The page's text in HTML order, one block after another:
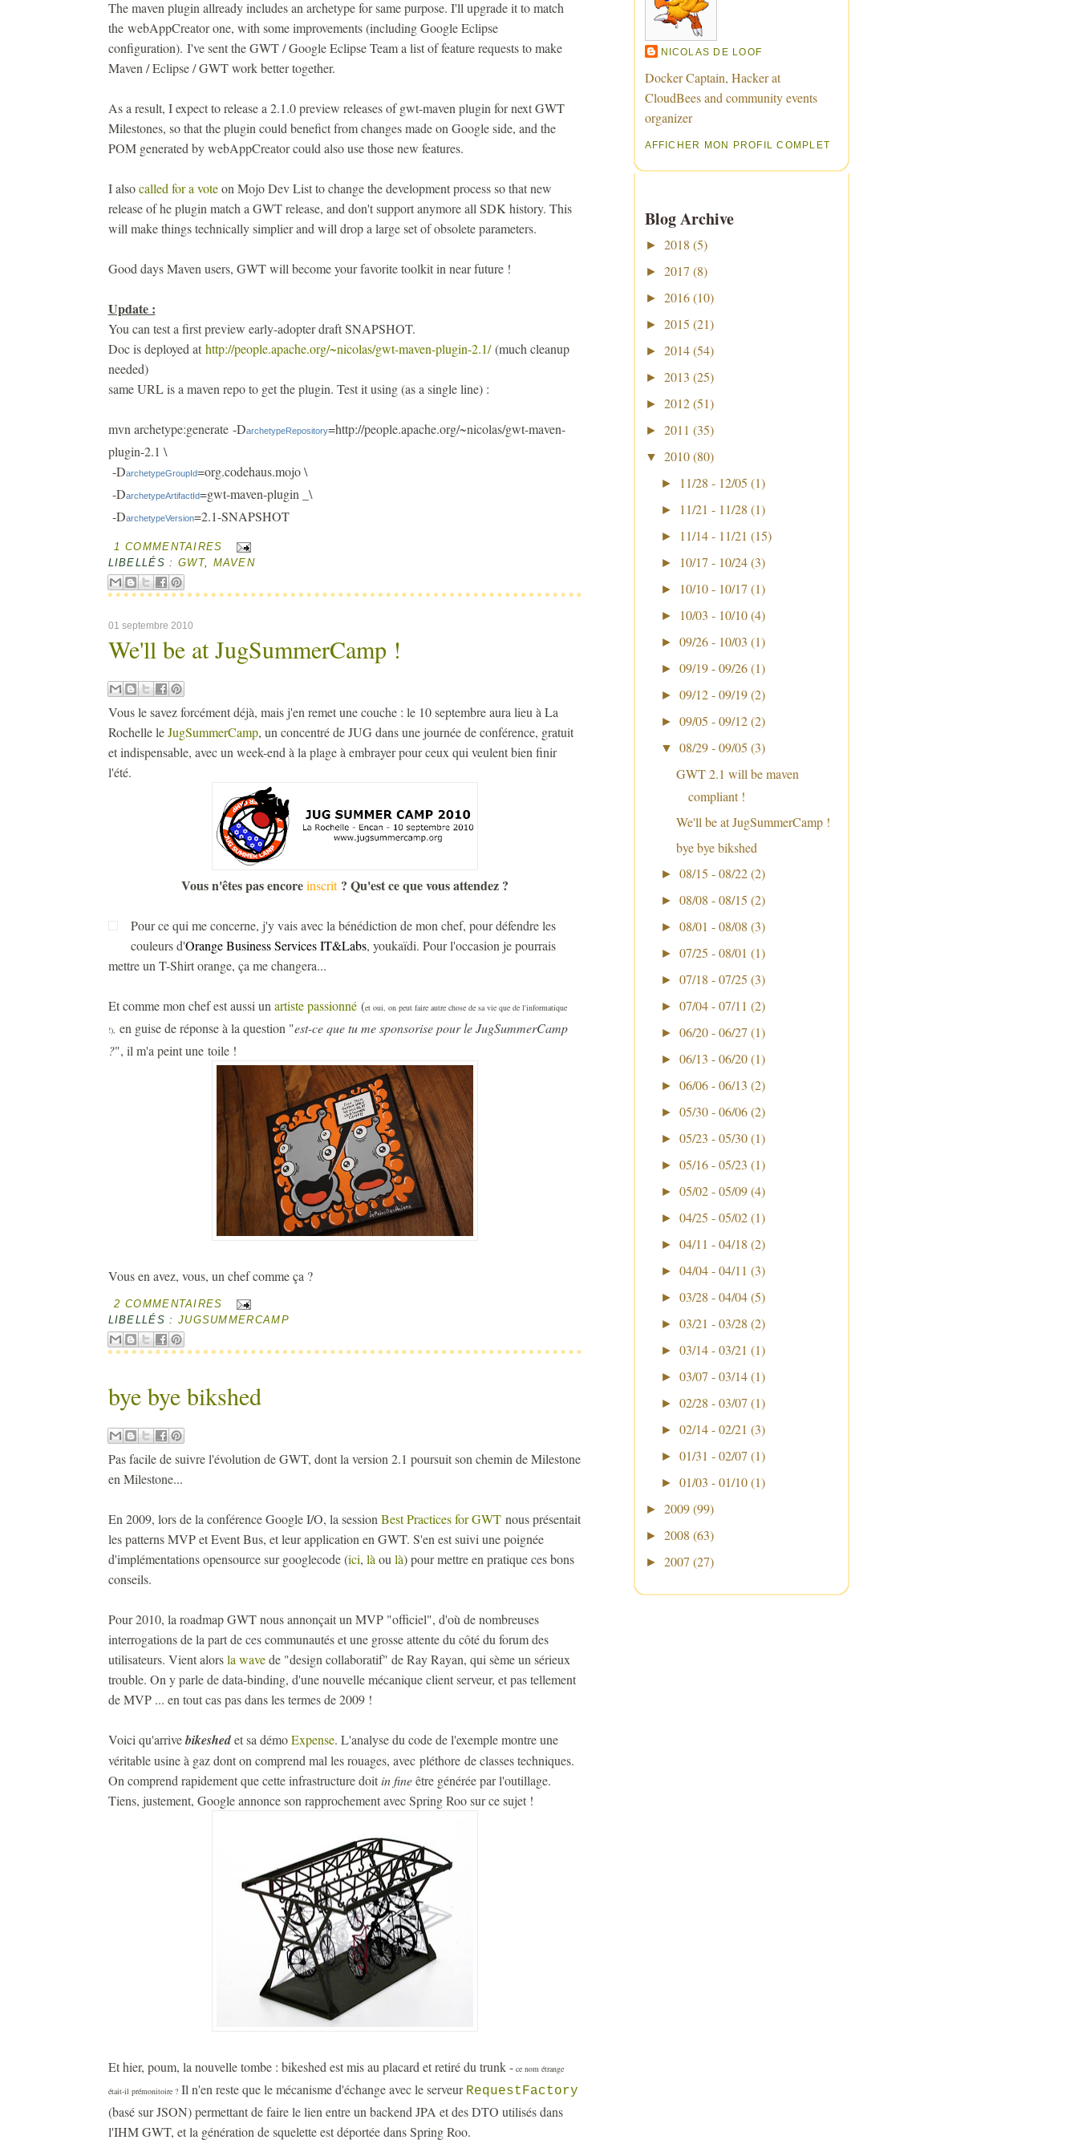
The maven plugin allready includes an archetype for same purpose. I'll upgrade it to match
the webAppCreator one, with some improvements (including Google Eclipse
configuration). I've sent the GWT / Google Eclipse Team a list of feature requests to make
Maven / Eclipse / GWT work better together.
As a result, I expect to release a 2.1.0 preview releases of gwt-maven plugin for next GWT
Milestones, so that the plugin could benefict from changes made on Google side, and the
POM generated by webAppCreator could also use those new features.
I alsocalled for a voteon Mojo Dev List to change the development process so that new
release of he plugin match a GWT release, and don't support anymore all SDK history. This
will make things technically simplier and will drop a large set of obsolete parameters.
Good days Maven users, GWT will become your favorite toolkit in near future !
Update :
You can test a first preview early-adopter draft SNAPSHOT.
Doc is deployed at http://people.apache.org/~nicolas/gwt-maven-plugin-2.1/(much cleanup
needed)
same URL is a maven repo to get the plugin. Test it using (as a single line) :
mvn archetype:generate -DarchetypeRepository=http://people.apache.org/~nicolas/gwt-maven-
plugin-2.1 \
-DarchetypeGroupId=org.codehaus.mojo \
-DarchetypeArtifactId=gwt-maven-plugin _\
-DarchetypeVersion=2.1-SNAPSHOT
1 COMMENTAIRES
LIBELLÉS : GWT, MAVEN
01 septembre 2010
We'll be at JugSummerCamp !
Vous le savez forcément déjà, mais j'en remet une couche : le 10 septembre aura lieu à La
Rochelle leJugSummerCamp, un concentré de JUG dans une journée de conférence, gratuit
et indispensable, avec un week-end à la plage à embrayer pour ceux qui veulent bien finir
l'été.
Vous n'êtes pas encoreinscrit? Qu'est ce que vous attendez ?
Pour ce qui me concerne, j'y vais avec la bénédiction de mon chef, pour défendre les
couleurs d'Orange Business Services IT&Labs, youkaïdi. Pour l'occasion je pourrais
mettre un T-Shirt orange, ça me changera...
Et comme mon chef est aussi unartiste passionné(et oui, on peut faire autre chose de sa vie que de l'informatique
!), en guise de réponse à la question "est-ce que tu me sponsorise pour le JugSummerCamp
?", il m'a peint une toile !
Vous en avez, vous, un chef comme ça ?
2 COMMENTAIRES
LIBELLÉS : JUGSUMMERCAMP
bye bye bikshed
Pas facile de suivre l'évolution de GWT, dont la version 2.1 poursuit son chemin de Milestone
en Milestone...
En 2009, lors de la conférence Google I/O, la session Best Practices for GWTnous présentait
les patterns MVP et Event Bus, et leur application en GWT. S'en est suivi une poignée
d'implémentations opensource sur googlecode (ici, là ou là) pour mettre en pratique ces bons
conseils.
Pour 2010, la roadmap GWT nous annonçait un MVP "officiel", d'où de nombreuses
interrogations de la part de ces communautés et une grosse attente du côté du forum des
utilisateurs. Vient alorsla wavede "design collaboratif" de Ray Rayan, qui sème un sérieux
trouble. On y parle de data-binding, d'une nouvelle mécanique client serveur, et pas tellement
de MVP ... en tout cas pas dans les termes de 2009 !
Voici qu'arrivebikeshedet sa démoExpense. L'analyse du code de l'exemple montre une
véritable usine à gaz dont on comprend mal les rouages, avec pléthore de classes techniques.
On comprend rapidement que cette infrastructure doit in fineêtre générée par l'outillage.
Tiens, justement, Google annonce son rapprochement avec Spring Roo sur ce sujet !
Et hier, poum, la nouvelle tombe : bikeshed est mis au placard et retiré du trunk -ce nom étrange
était-il prémonitoire ?Il n'en reste que le mécanisme d'échange avec le serveur RequestFactory
(basé sur JSON) permettant de faire le lien entre un backend JPA et des DTO utilisés dans
l'IHM GWT, et la génération de squelette est déportée dans Spring Roo.
NICOLAS DE LOOF
Docker Captain, Hacker at
CloudBees and community events
organizer
AFFICHER MON PROFIL COMPLET
Blog Archive
► 2018 (5)
► 2017 (8)
► 2016 (10)
► 2015 (21)
► 2014 (54)
► 2013 (25)
► 2012 (51)
► 2011 (35)
▼ 2010 (80)
► 11/28 - 12/05 (1)
► 11/21 - 11/28 (1)
► 11/14 - 11/21 (15)
► 10/17 - 10/24 (3)
► 10/10 - 10/17 (1)
► 10/03 - 10/10 (4)
► 09/26 - 10/03 (1)
► 09/19 - 09/26 (1)
► 09/12 - 09/19 (2)
► 09/05 - 09/12 (2)
▼ 08/29 - 09/05 (3)
GWT 2.1 will be maven
compliant !
We'll be at JugSummerCamp !
bye bye bikshed
► 08/15 - 08/22 (2)
► 08/08 - 08/15 (2)
► 08/01 - 08/08 (3)
► 07/25 - 08/01 (1)
► 07/18 - 07/25 (3)
► 07/04 - 07/11 (2)
► 06/20 - 06/27 (1)
► 06/13 - 06/20 (1)
► 06/06 - 06/13 (2)
► 05/30 - 06/06 (2)
► 05/23 - 05/30 (1)
► 05/16 - 05/23 (1)
► 05/02 - 05/09 (4)
► 04/25 - 05/02 (1)
► 04/11 - 04/18 (2)
► 04/04 - 04/11 (3)
► 03/28 - 04/04 (5)
► 03/21 - 03/28 (2)
► 03/14 - 03/21 (1)
► 03/07 - 03/14 (1)
► 02/28 - 03/07 (1)
► 02/14 - 02/21 (3)
► 01/31 - 02/07 (1)
► 01/03 - 01/10 (1)
► 2009 (99)
► 2008 (63)
► 2007 (27)